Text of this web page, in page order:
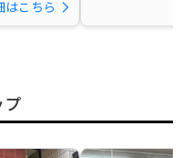
はこちら
プ